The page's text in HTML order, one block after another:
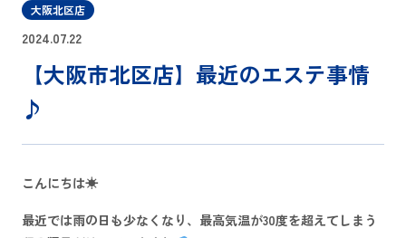
大阪北区店
2024.07.22
【大阪市北区店】最近のエステ事情
♪
こんにちは☀
最近では雨の日も少なくなり、最高気温が30度を超えてしまう